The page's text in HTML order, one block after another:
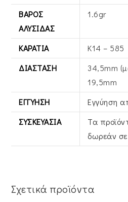
ΒΆΡΟΣ
ΑΛΥΣΊΔΑΣ
1.6gr
ΚΑΡΆΤΙΑ
Κ14 – 585
ΔΙΆΣΤΑΣΗ
34,5mm
19,5mm
ΕΓΓΎΗΣΗ
Εγγύηση
ΣΥΣΚΕΥΑΣΊΑ
Τα
δωρεάν
Σχετικά προϊόντα